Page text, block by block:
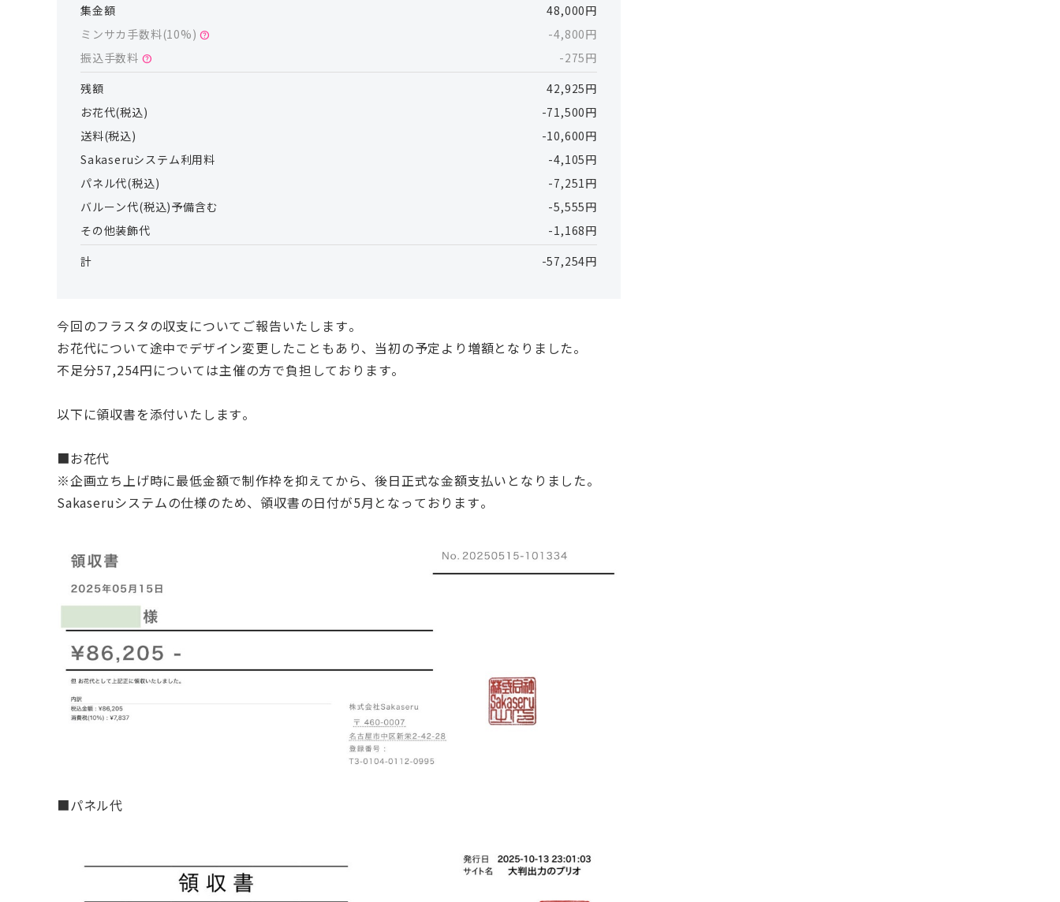
集金額
48,000円
ミンサカ手数料(10%)help
-4,800円
振込手数料 help
-275円
残額
42,925円
お花代(税込)
-71,500円
送料(税込)
-10,600円
Sakaseruシステム利用料
-4,105円
パネル代(税込)
-7,251円
バルーン代(税込)予備含む
-5,555円
その他装飾代
-1,168円
計
-57,254円
今回のフラスタの収支についてご報告いたします。
お花代について途中でデザイン変更したこともあり、当初の予定より増額となりました。
不足分57,254円については主催の方で負担しております。
以下に領収書を添付いたします。
■お花代
※企画立ち上げ時に最低金額で制作枠を抑えてから、後日正式な金額支払いとなりました。
Sakaseruシステムの仕様のため、領収書の日付が5月となっております。
■パネル代